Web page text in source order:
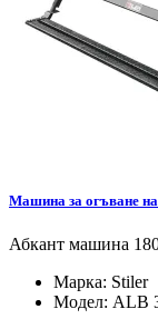
Машина за огъване
Абкант машина
Марка: Stiler
Модел: ALB